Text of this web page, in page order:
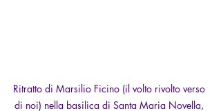
Ritratto di Marsilio Ficino (il volto rivolto verso
di noi) nella basilica di Santa Maria Novella,